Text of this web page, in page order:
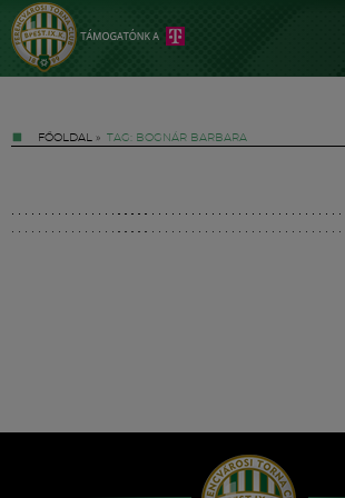
FŐOLDAL » TAG: BOGNÁR BARBARA
Hírek